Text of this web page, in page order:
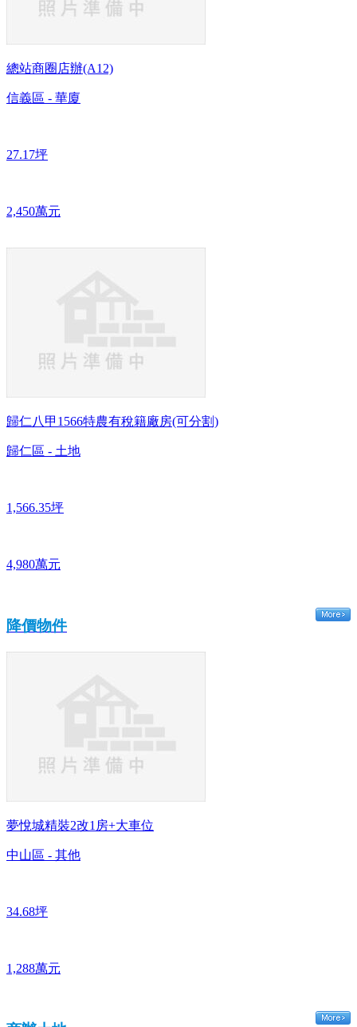
總站商圈店辦(A12)
信義區 - 華廈
27.17坪
2,450萬元
歸仁八甲1566特農有稅籍廠房(可分割)
歸仁區 - 土地
1,566.35坪
4,980萬元
降價物件
夢悅城精裝2改1房+大車位
中山區 - 其他
34.68坪
1,288萬元